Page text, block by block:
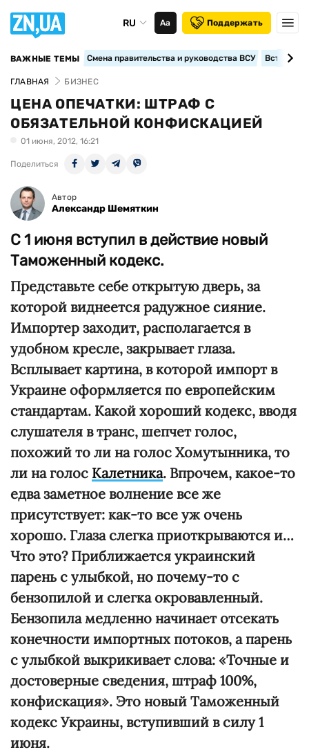
RU Аа Поддержать
ВАЖНЫЕ ТЕМЫ Смена правительства и руководства ВСУ
ГЛАВНАЯ БИЗНЕС
ЦЕНА ОПЕЧАТКИ: ШТРАФ С
ОБЯЗАТЕЛЬНОЙ КОНФИСКАЦИЕЙ
01 июня, 2012, 16:21
Поделиться
Автор
Александр Шемяткин
С 1 июня вступил в действие новый
Таможенный кодекс.
Представьте себе открытую дверь, за
которой виднеется радужное сияние.
Импортер заходит, располагается в
удобном кресле, закрывает глаза.
Всплывает картина, в которой импорт в
Украине оформляется по европейским
стандартам. Какой хороший кодекс, вводя
слушателя в транс, шепчет голос,
похожий то ли на голос Хомутынника, то
ли на голос Калетника. Впрочем, какое-то
едва заметное волнение все же
присутствует: как-то все уж очень
хорошо. Глаза слегка приоткрываются и…
Что это? Приближается украинский
парень с улыбкой, но почему-то с
бензопилой и слегка окровавленный.
Бензопила медленно начинает отсекать
конечности импортных потоков, а парень
с улыбкой выкрикивает слова: «Точные и
достоверные сведения, штраф 100%,
конфискация». Это новый Таможенный
кодекс Украины, вступивший в силу 1
июня.